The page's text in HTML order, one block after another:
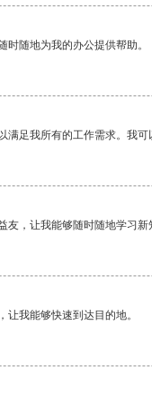
随地为我的办公提供帮助。
满足我所有的工作需求。我
，让我能够随时随地学习新
我能够快速到达目的地。